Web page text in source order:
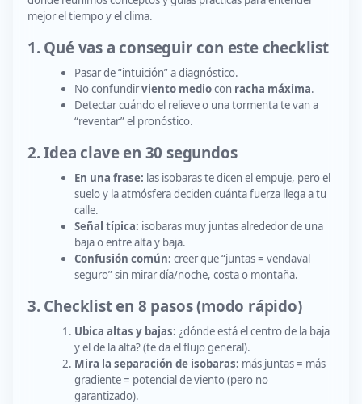
mejor el tiempo y el clima.
1. Qué vas a conseguir con este checklist
Pasar de “intuición” a diagnóstico.
No confundirviento mediocon racha máxima.
Detectar cuándo el relieve o una tormenta te van a
“reventar” el pronóstico.
2. Idea clave en 30 segundos
En una frase: las isobaras te dicen el empuje, pero el
suelo y la atmósfera deciden cuánta fuerza llega a tu
calle.
Señal típica: isobaras muy juntas alrededor de una
baja o entre alta y baja.
Confusión común: creer que “juntas = vendaval
seguro” sin mirar día/noche, costa o montaña.
3. Checklist en 8 pasos (modo rápido)
Ubica altas y bajas: ¿dónde está el centro de la baja
y el de la alta? (te da el flujo general).
Mira la separación de isobaras: más juntas = más
gradiente = potencial de viento (pero no
garantizado).